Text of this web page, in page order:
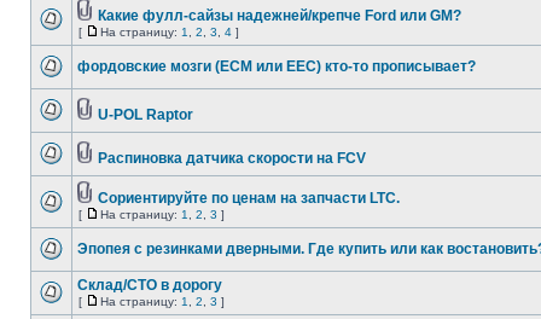
Какие фулл-сайзы надежней/крепче Ford или GM?
[ На страницу: 1 2 3 4 ]
фордовские мозги (ЕСМ или ЕЕС) кто-то прописывает?
U-POL Raptor
Распиновка датчика скорости на FCV
Сориентируйте по ценам на запчасти LTC.
[ На страницу: 1 2 3 ]
Эпопея с резинками дверными. Где купить или как
Склад/СТО в дорогу
[ На страницу: 1 2 3 ]